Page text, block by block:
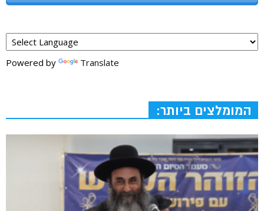
Powered by Translate
המומלצים ביותר: